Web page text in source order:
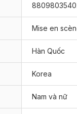
Mise en
Hàn Quốc
Korea
Nam và nữ